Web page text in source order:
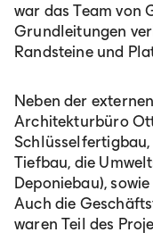
war das Team von
Grundleitungen
Randsteine und
Neben der
Architekturbüro
Tiefbau, die
Deponiebau),
Auch die
waren Teil des